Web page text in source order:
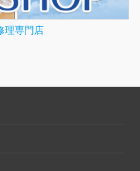
理専門店